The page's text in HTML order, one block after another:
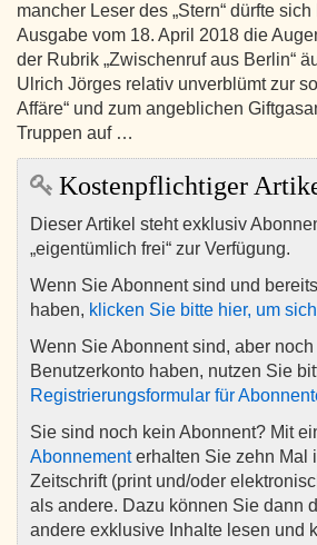
mancher Leser des „Stern“ dürfte
Ausgabe vom 18. April 2018 die
der Rubrik „Zwischenruf aus Berlin“
Ulrich Jörges relativ unverblümt zur
Affäre“ und zum angeblichen
Truppen auf …
Kostenpflichtiger
Dieser Artikel steht exklusiv
„eigentümlich frei“ zur Verfügung.
Wenn Sie Abonnent sind und
haben, klicken Sie bitte hier, um
Wenn Sie Abonnent sind, aber noch
Benutzerkonto haben, nutzen Sie
Registrierungsformular für
Sie sind noch kein Abonnent? Mit
Abonnementerhalten Sie zehn Mal
Zeitschrift (print und/oder
als andere. Dazu können Sie dann
andere exklusive Inhalte lesen und